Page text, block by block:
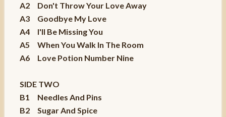
A2 Don't Throw Your Love Away
A3 Goodbye My Love
A4 I'll Be Missing You
A5 When You Walk In The Room
A6 Love Potion Number Nine
SIDE TWO
B1 Needles And Pins
B2 Sugar And Spice